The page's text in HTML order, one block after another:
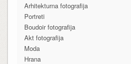
Arhitekturna fotografija
Portreti
Boudoir fotografija
Akt fotografija
Moda
Hrana